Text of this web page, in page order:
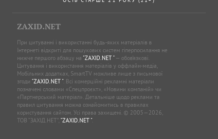
ZAXID.NET
При цитуванні і використанні будь-яких матеріалів в
Інтернеті відкриті для пошукових систем гіперпосилання не
нижче першого абзацу на "ZAXID.NET "— обов’язкові.
Цитування і використання матеріалів у оффлайн-медіа,
Мобільних додатках, SmartTV можливе лише з письмової
згоди "ZAXID.NET ". Всі комерційні рекламні матеріали
позначені словами «Спецпроєкт», «Новини компаній» чи
«Партнерський матеріал». Детальніше щодо реклами та
правил цитування можна ознайомитись в правилах
користування сайтом. Усі права захищені. © 2005—2026,
ТОВ “ЗАХІД.НЕТ”, "ZAXID.NET ".